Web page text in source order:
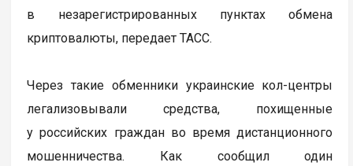
в незарегистрированных пунктах обмена
криптовалюты, передает ТАСС.
Через такие обменники украинские кол-центры
легализовывали средства, похищенные
у российских граждан во время дистанционного
мошенничества. Как сообщил один